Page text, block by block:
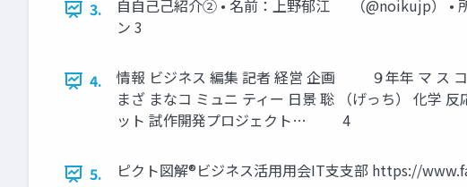
3.
⾃自⼰己紹介② • 名前：上野郁江 （@noikujp） •
ン 3
4.
情報 ビジネス 編集 記者 経営 企画 ９年年 マ ス コ
まざ まなコ ミュニ ティー 日景 聡 （げっち） 化学
ット 試作開発プロジェクト… 4
5.
ピクト図解®ビジネス活⽤用会IT⽀支部 https://